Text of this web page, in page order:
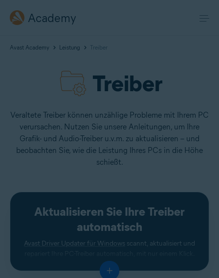
Academy
Avast Academy Leistung Treiber
Treiber
Veraltete Treiber können unzählige Probleme mit Ihrem PC
verursachen. Nutzen Sie unsere Anleitungen, um Ihre
Grafik- und Audio-Treiber u.v.m. zu aktualisieren – und
beobachten Sie, wie die Leistung Ihres PCs in die Höhe
schießt.
Aktualisieren Sie Ihre Treiber
automatisch
Avast Driver Updater für Windows scannt, aktualisiert und
+